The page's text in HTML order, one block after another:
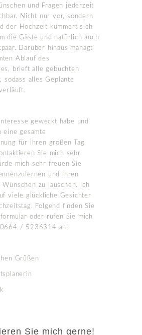
und Fragen jederzeit
Nicht nur vor, sondern
der Hochzeit kümmert sich
die Gäste und natürlich auch
Darüber hinaus managt
Ablauf des
brieft alle gebuchten
sodass alles Geplante
geweckt habe und
eine gesamte
für ihren großen Tag
Sie mich sehr
mich sehr freuen Sie
und Ihren
Wünschen zu lauschen. Ich
viele glückliche Gesichter
Folgend finden Sie
oder rufen Sie mich
/ 5236314 an!
Grüßen
Sie mich gerne!